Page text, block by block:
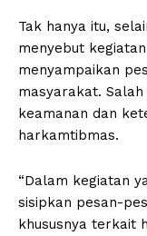
Tak hanya itu,
menyebut
menyampaikan
masyarakat.
keamanan dan
harkamtibmas.
“Dalam kegiatan
sisipkan pesan-
khususnya terkait